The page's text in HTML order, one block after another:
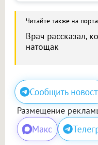
Читайте также на
Врач рассказал,
натощак
Сообщить
Размещение
Макс